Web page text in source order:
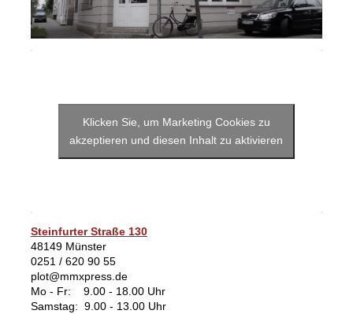
Klicken Sie, um Marketing Cookies zu
akzeptieren und diesen Inhalt zu aktivieren
Steinfurter Straße 130
48149 Münster
0251 / 620 90 55
plot@mmxpress.de
Mo - Fr: 9.00 - 18.00 Uhr
Samstag: 9.00 - 13.00 Uhr